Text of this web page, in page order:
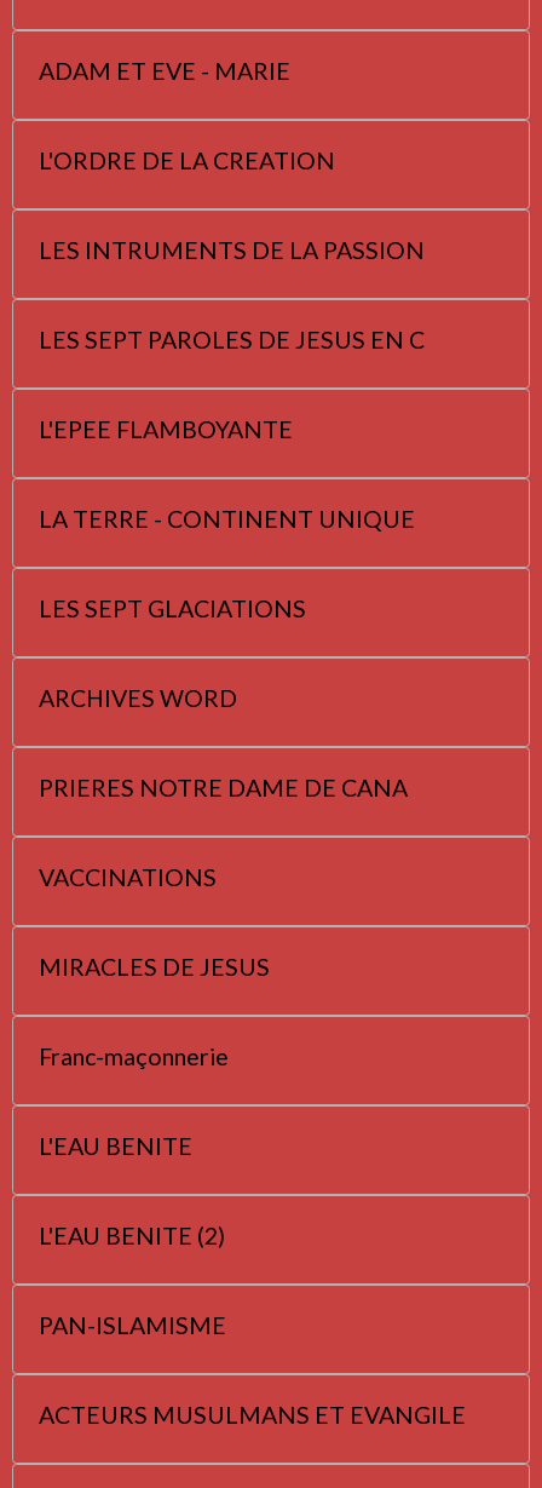
ADAM ET EVE - MARIE
L'ORDRE DE LA CREATION
LES INTRUMENTS DE LA PASSION
LES SEPT PAROLES DE JESUS EN C
L'EPEE FLAMBOYANTE
LA TERRE - CONTINENT UNIQUE
LES SEPT GLACIATIONS
ARCHIVES WORD
PRIERES NOTRE DAME DE CANA
VACCINATIONS
MIRACLES DE JESUS
Franc-maçonnerie
L'EAU BENITE
L'EAU BENITE (2)
PAN-ISLAMISME
ACTEURS MUSULMANS ET EVANGILE